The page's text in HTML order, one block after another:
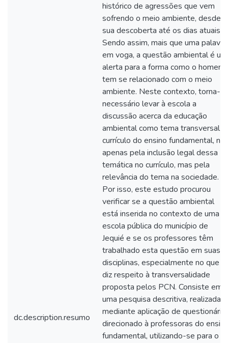
dc.description.resumo
histórico de agressões que vem
sofrendo o meio ambiente, desde a
sua descoberta até os dias atuais.
Sendo assim, mais que uma palavra
em voga, a questão ambiental é um
alerta para a forma como o homem
tem se relacionado com o meio
ambiente. Neste contexto, torna-
necessário levar à escola a
discussão acerca da educação
ambiental como tema transversal
currículo do ensino fundamental,
apenas pela inclusão legal dessa
temática no currículo, mas pela
relevância do tema na sociedade.
Por isso, este estudo procurou
verificar se a questão ambiental
está inserida no contexto de uma
escola pública do município de
Jequié e se os professores têm
trabalhado esta questão em suas
disciplinas, especialmente no que
diz respeito à transversalidade
proposta pelos PCN. Consiste em
uma pesquisa descritiva, realizada
mediante aplicação de questionário
direcionado à professoras do
fundamental, utilizando-se para o